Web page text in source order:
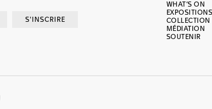
S'INSCRIRE
WHAT’S ON
EXPOSITIONS
COLLECTION
MÉDIATION
SOUTENIR